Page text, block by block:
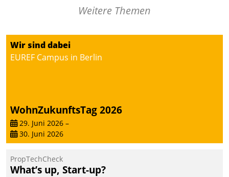
profitieren: Die nahtlose
von AktivBo und
Datatrain ermöglicht
automatisiert ausgelöste,
intelligente,
datengestützte
Entscheidungen.
Weitere Themen
Wir sind dabei
EUREF Campus in Berlin
WohnZukunftsTag 2026
29. Juni 2026 –
30. Juni 2026
PropTechCheck
What’s up, Start-up?